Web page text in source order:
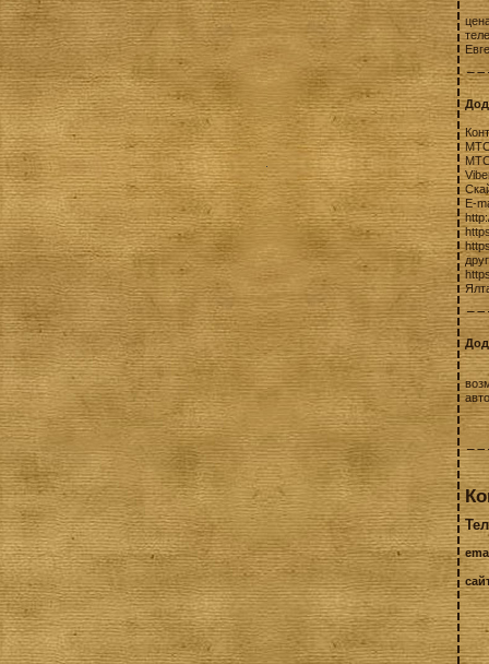
МТС
МТС
E-